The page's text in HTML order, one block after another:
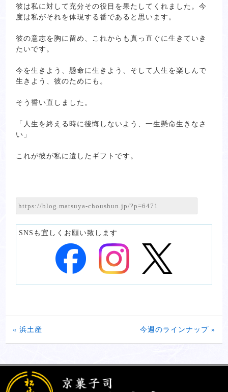
彼は私に対して充分その役目を果たしてくれました。今
度は私がそれを体現する番であると思います。
彼の意志を胸に留め、これからも真っ直ぐに生きていき
たいです。
今を生きよう、懸命に生きよう、そして人生を楽しんで
生きよう、彼のためにも。
そう誓い直しました。
「人生を終える時に後悔しないよう、一生懸命生きなさ
い」
これが彼が私に遺したギフトです。
SNSも宜しくお願い致します
« 浜土産 今週のラインナップ »